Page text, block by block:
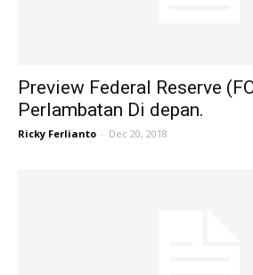
Preview Federal Reserve
Perlambatan Di depan.
Ricky Ferlianto - Dec 20, 2018